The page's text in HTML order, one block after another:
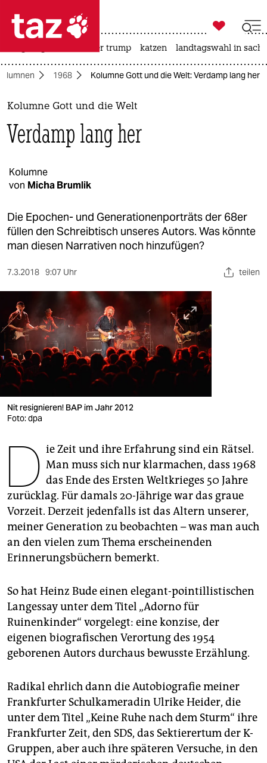
 taz zahl ich
taz zahl ich
themen
politik
gesellschaft
kultur
sport
berlin
nord
wahrheit
verlag
verlag
veranstaltungen
shop
fragen & hilfe
unterstützen
abo
genossenschaft
epaper login

taz zahl ich
usa unter trump katzen landtagswahl in
1968 Kolumne Gott und die Welt: Verdamp lang her
Kolumne Gott und die Welt
Verdamp lang her
Kolumne
von Micha Brumlik
Die Epochen- und Generationenporträts der 68er
füllen den Schreibtisch unseres Autors. Was könnte
man diesen Narrativen noch hinzufügen?
7.3.2018 9:07 Uhr teilen
Nit resignieren! BAP im Jahr 2012
Foto: dpa
D ie Zeit und ihre Erfahrung sind ein Rätsel.
Man muss sich nur klarmachen, dass 1968
das Ende des Ersten Weltkrieges 50 Jahre
zurücklag. Für damals 20-Jährige war das graue
Vorzeit. Derzeit jedenfalls ist das Altern unserer,
meiner Generation zu beobachten – was man auch
an den vielen zum Thema erscheinenden
Erinnerungsbüchern bemerkt.
So hat Heinz Bude einen elegant-pointillistischen
Langessay unter dem Titel „Adorno für
Ruinenkinder“ vorgelegt: eine konzise, der
eigenen biografischen Verortung des 1954
geborenen Autors durchaus bewusste Erzählung.
Radikal ehrlich dann die Autobiografie meiner
Frankfurter Schulkameradin Ulrike Heider, die
unter dem Titel „Keine Ruhe nach dem Sturm“ ihre
Frankfurter Zeit, den SDS, das Sektierertum der K-
Gruppen, aber auch ihre späteren Versuche, in den